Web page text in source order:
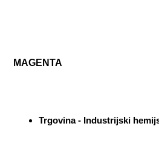
MAGENTA
Trgovina - Industrijski